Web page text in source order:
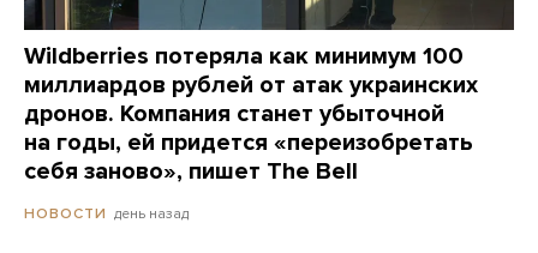
Wildberries потеряла как минимум 100
миллиардов рублей от атак украинских
дронов. Компания станет убыточной
на годы, ей придется «переизобретать
себя заново», пишет The Bell
НОВОСТИ день назад